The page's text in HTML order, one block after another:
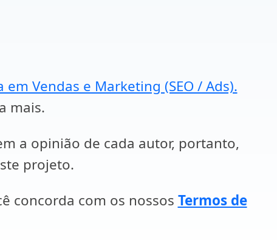
Vendas e Marketing (SEO / Ads).
mais.
a opinião de cada autor, portanto,
projeto.
concorda com os nossos Termos de